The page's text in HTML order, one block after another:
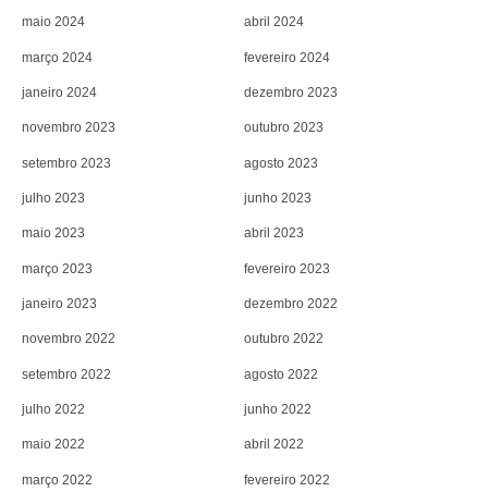
maio 2024 abril 2024
março 2024 fevereiro 2024
janeiro 2024 dezembro 2023
novembro 2023 outubro 2023
setembro 2023 agosto 2023
julho 2023 junho 2023
maio 2023 abril 2023
março 2023 fevereiro 2023
janeiro 2023 dezembro 2022
novembro 2022 outubro 2022
setembro 2022 agosto 2022
julho 2022 junho 2022
maio 2022 abril 2022
março 2022 fevereiro 2022